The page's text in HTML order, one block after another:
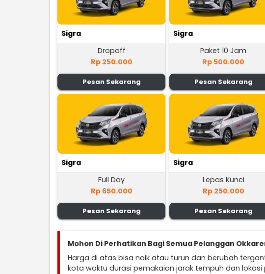
Sigra
Dropoff
Rp 250.000
Pesan Sekarang
Sigra
Paket 10 Jam
Rp 500.000
Pesan Sekarang
Sigra
Full Day
Rp 650.000
Pesan Sekarang
Sigra
Lepas Kunci
Rp 250.000
Pesan Sekarang
Mohon Di Perhatikan Bagi Semua Pelanggan
Harga di atas bisa naik atau turun dan berubah
kota waktu durasi pemakaian jarak tempuh dan